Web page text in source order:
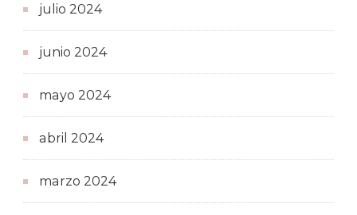
julio 2024
junio 2024
mayo 2024
abril 2024
marzo 2024